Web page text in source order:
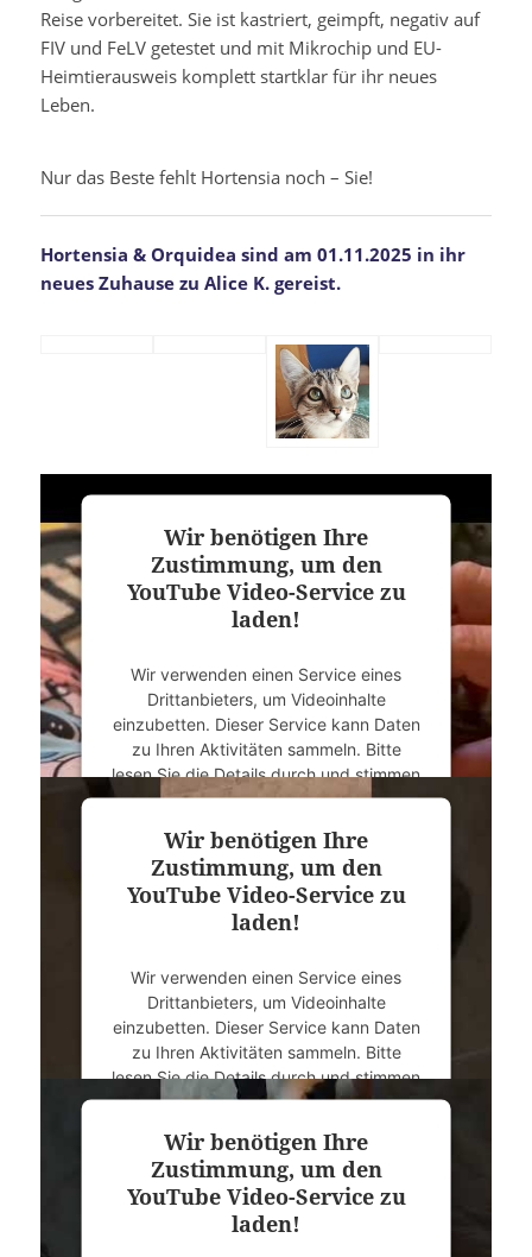
Reise vorbereitet. Sie ist kastriert, geimpft, negativ auf
FIV und FeLV getestet und mit Mikrochip und EU-
Heimtierausweis komplett startklar für ihr neues
Leben.
Nur das Beste fehlt Hortensia noch – Sie!
Hortensia & Orquidea sind am 01.11.2025 in ihr
neues Zuhause zu Alice K. gereist.
Wir benötigen Ihre
Zustimmung, um den
YouTube Video-Service zu
laden!
Wir verwenden einen Service eines
Drittanbieters, um Videoinhalte
einzubetten. Dieser Service kann Daten
zu Ihren Aktivitäten sammeln. Bitte
lesen Sie die Details durch und stimmen
Sie der Nutzung des Service zu, um
Mehr Informationen
powered byUsercentrics Consent
Management Platform&eRecht24
Wir benötigen Ihre
Zustimmung, um den
YouTube Video-Service zu
laden!
Wir verwenden einen Service eines
Drittanbieters, um Videoinhalte
einzubetten. Dieser Service kann Daten
zu Ihren Aktivitäten sammeln. Bitte
lesen Sie die Details durch und stimmen
Sie der Nutzung des Service zu, um
Mehr Informationen
Wir benötigen Ihre
Zustimmung, um den
YouTube Video-Service zu
laden!